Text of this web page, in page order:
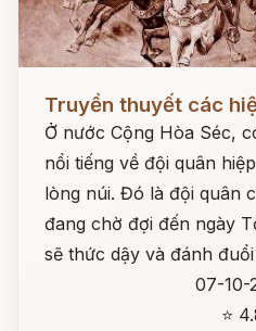
Đọc ngay
Truyền thuyết các
Ở nước Cộng Hòa Séc,
nổi tiếng về đội quân
lòng núi. Đó là đội quân
đang chờ đợi đến ngày
sẽ thức dậy và đánh
07-10-
⭐